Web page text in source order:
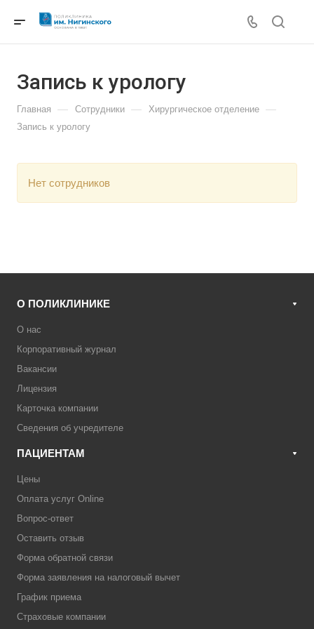
Запись к урологу
Главная — Сотрудники — Хирургическое отделение —
Запись к урологу
Нет сотрудников
О ПОЛИКЛИНИКЕ
О нас
Корпоративный журнал
Вакансии
Лицензия
Карточка компании
Сведения об учредителе
ПАЦИЕНТАМ
Цены
Оплата услуг Online
Вопрос-ответ
Оставить отзыв
Форма обратной связи
Форма заявления на налоговый вычет
График приема
Страховые компании